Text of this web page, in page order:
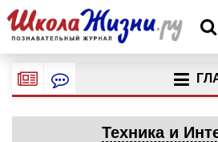
Техника и